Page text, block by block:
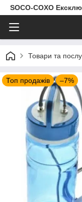
SOCO-COXO
Товари та
Топ продажів –7%